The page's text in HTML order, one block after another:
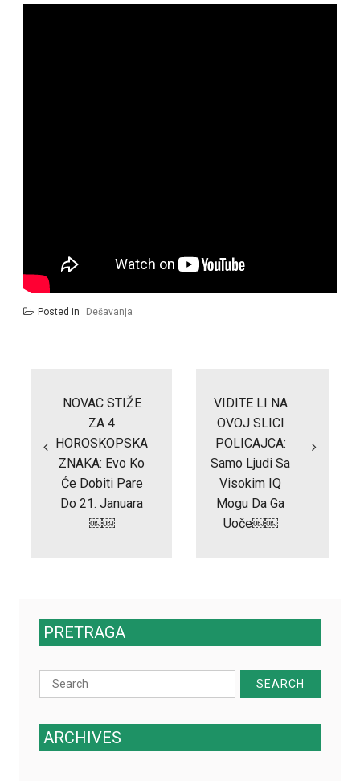
Posted in Dešavanja
NOVAC STIŽE
ZA 4
HOROSKOPSKA
ZNAKA: Evo Ko
Će Dobiti Pare
Do 21. Januara
￼￼
VIDITE LI NA
OVOJ SLICI
POLICAJCA:
Samo Ljudi Sa
Visokim IQ
Mogu Da Ga
Uoče￼￼
PRETRAGA
Search
for:
ARCHIVES